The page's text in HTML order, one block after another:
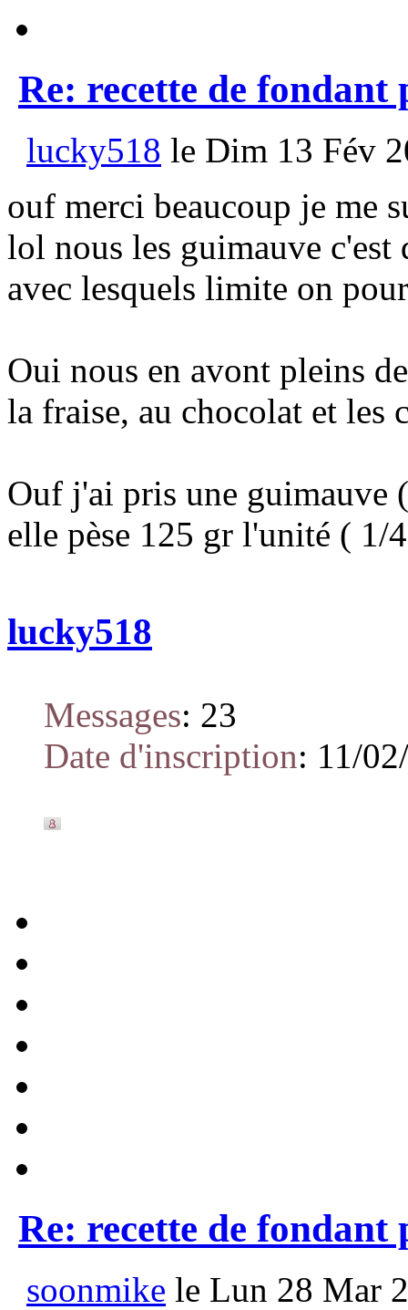
Re: recette de fondant
lucky518 le Dim 13 Fév
ouf merci beaucoup je me
lol nous les guimauve c'est
avec lesquels limite on
Oui nous en avont pleins
la fraise, au chocolat et les
Ouf j'ai pris une guimauve
elle pèse 125 gr l'unité ( 1/
lucky518
Messages: 23
Date d'inscription: 11/
Re: recette de fondant
soonmike le Lun 28 Mar